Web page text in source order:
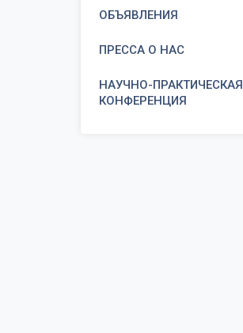
ОБЪЯВЛЕНИЯ
ПРЕССА О НАС
НАУЧНО-ПРАКТИЧЕСКАЯ
КОНФЕРЕНЦИЯ